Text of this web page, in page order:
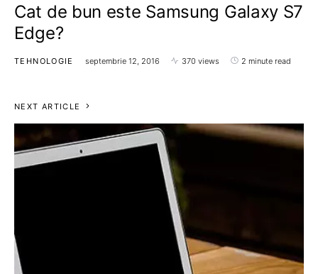
Cat de bun este Samsung Galaxy S7
Edge?
TEHNOLOGIE septembrie 12, 2016 370 views 2 minute read
NEXT ARTICLE